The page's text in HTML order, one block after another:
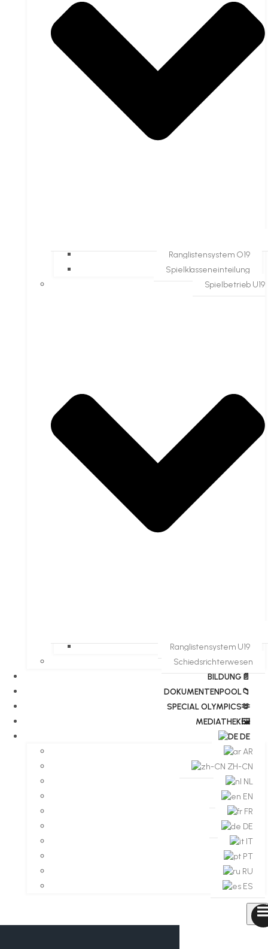
Ranglistensystem O19
Spielklasseneinteilung
Spielbetrieb U19
Ranglistensystem U19
Schiedsrichterwesen
BILDUNG📄
DOKUMENTENPOOL📁
​​SPECIAL OLYMPICS🫶
MEDIATHEK🖼️​
DE
AR
ZH-CN
NL
EN
FR
DE
IT
PT
RU
ES